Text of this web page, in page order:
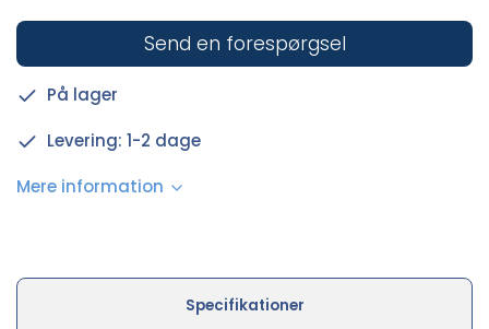
Send en forespørgsel
På lager
Levering: 1-2 dage
Mere information
Specifikationer